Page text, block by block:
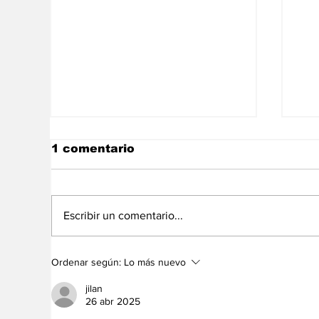
No somos un
diagnónstico, somos un
camino
1 comentario
Escribir un comentario...
Ordenar según: Lo más nuevo
jilan
26 abr 2025